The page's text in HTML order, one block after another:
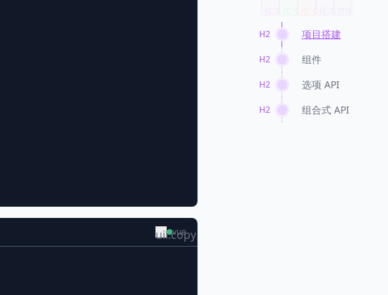
uil:copy
vue
linkunfold-
more
unfold-
less
account-
tree
H2 项目搭建
H2 组件
H2 选项 API
H2 组合式 API